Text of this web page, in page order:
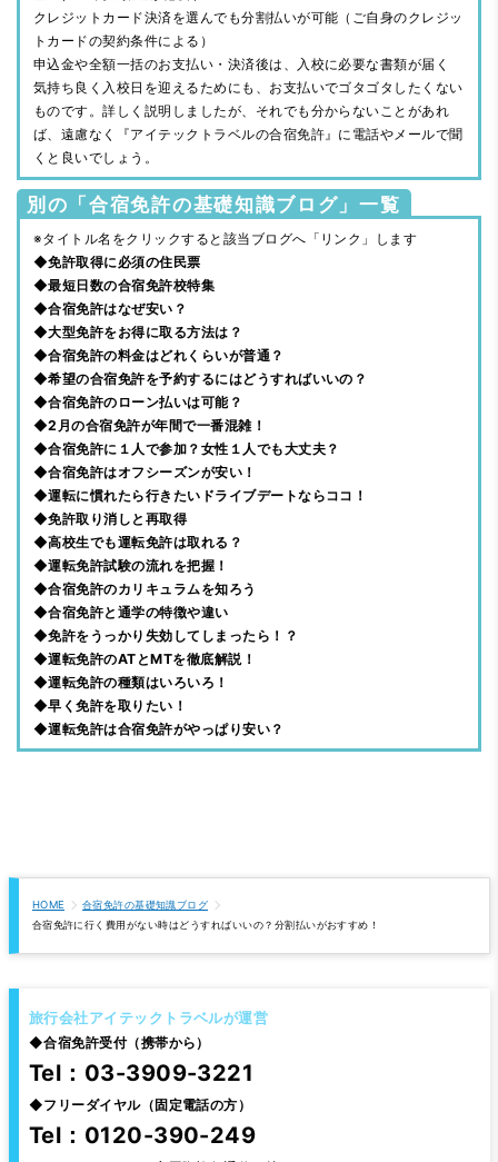
クレジットカード決済を選んでも分割払いが可能（ご自身のクレジッ
トカードの契約条件による）
申込金や全額一括のお支払い・決済後は、入校に必要な書類が届く
気持ち良く入校日を迎えるためにも、お支払いでゴタゴタしたくない
ものです。詳しく説明しましたが、それでも分からないことがあれ
ば、遠慮なく『アイテックトラベルの合宿免許』に電話やメールで聞
くと良いでしょう。
別の「合宿免許の基礎知識ブログ」一覧
※タイトル名をクリックすると該当ブログへ「リンク」します
◆免許取得に必須の住民票
◆最短日数の合宿免許校特集
◆合宿免許はなぜ安い？
◆大型免許をお得に取る方法は？
◆合宿免許の料金はどれくらいが普通？
◆希望の合宿免許を予約するにはどうすればいいの？
◆合宿免許のローン払いは可能？
◆2月の合宿免許が年間で一番混雑！
◆合宿免許に１人で参加？女性１人でも大丈夫？
◆合宿免許はオフシーズンが安い！
◆運転に慣れたら行きたいドライブデートならココ！
◆免許取り消しと再取得
◆高校生でも運転免許は取れる？
◆運転免許試験の流れを把握！
◆合宿免許のカリキュラムを知ろう
◆合宿免許と通学の特徴や違い
◆免許をうっかり失効してしまったら！？
◆運転免許のATとMTを徹底解説！
◆運転免許の種類はいろいろ！
◆早く免許を取りたい！
◆運転免許は合宿免許がやっぱり安い？
HOME
合宿免許の基礎知識ブログ
合宿免許に行く費用がない時はどうすればいいの？分割払いがおすすめ！
旅行会社アイテックトラベルが運営
◆合宿免許受付（携帯から）
Tel：03-3909-3221
◆フリーダイヤル（固定電話の方）
Tel：0120-390-249